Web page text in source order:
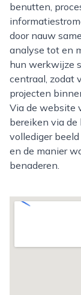
benutten,
door nauw
analyse tot en
hun werkwijze
centraal, zodat
projecten
Via de website
bereiken via de
vollediger
en de manier
benaderen.